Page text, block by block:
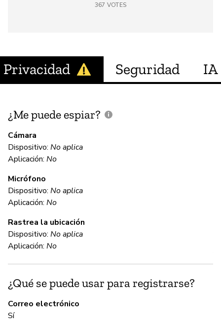
367 VOTES
Privacidad Seguridad IA
¿Me puede espiar?
Cámara
Dispositivo: No aplica
Aplicación: No
Micrófono
Dispositivo: No aplica
Aplicación: No
Rastrea la ubicación
Dispositivo: No aplica
Aplicación: No
¿Qué se puede usar para registrarse?
Correo electrónico
Sí